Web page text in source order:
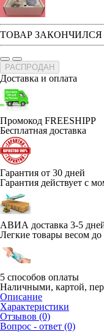
ТОВАР ЗАКОНЧИЛСЯ
РАСПРОДАН
Доставка и оплата
Промокод FREESHIPP
Бесплатная доставка
Гарантия от 30 дней
Гарантия действует с
АВИА доставка 3-5
Легкие товары весом до
5 способов оплаты
Наличными, картой,
Описание
Характеристики
Отзывов (0)
Вопрос - ответ (0)